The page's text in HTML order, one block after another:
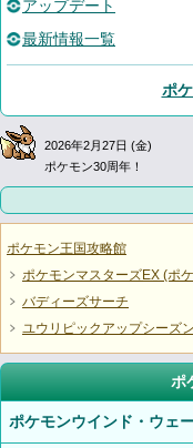
アップデート
最新情報一覧
ポ
2026年2月27日 (金)
ポケモン30周年！
ポケモン王国攻略館
ポケモンマスターズEX (ポ
バディーズサーチ
ユウリピックアップシーズ
ポ
ポケモンウインド・ウェ